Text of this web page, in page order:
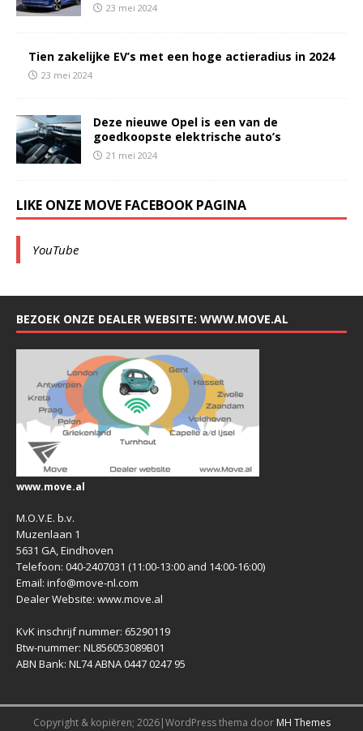
23 mei 2024
Tien zakelijke EV’s met een hoge actieradius in 2024
23 mei 2024
Deze nieuwe Opel is een van de
goedkoopste elektrische auto’s
21 mei 2024
LIKE ONZE MOVE FACEBOOK PAGINA
YouTube
BEZOEK ONZE DEALER WEBSITE: WWW.MOVE.AL
www.move.al
M.O.V.E. b.v.
Muzenlaan 1
5631 GA, Eindhoven
Telefoon: 040-2407031 (11:00-13:00 and 14:00-16:00)
Email: info@move-nl.com
Dealer Website: www.move.al
KvK inschrijf nummer: 65290119
Btw-nummer: NL856053089B01
ABN Bank: NL74 ABNA 0447 0247 95
Copyright & kopiëren; 2026|WordPress thema door MH Themes